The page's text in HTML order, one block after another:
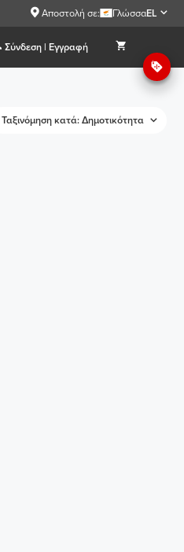
Αποστολή σε: ΓλώσσαEL
Σύνδεση | Εγγραφή
Ταξινόμηση κατά: Δημοτικότητα